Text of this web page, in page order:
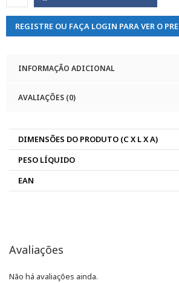
REGISTRE OU FAÇA LOGIN PARA VER O
INFORMAÇÃO ADICIONAL
AVALIAÇÕES (0)
DIMENSÕES DO PRODUTO (C X L X A)
PESO LÍQUIDO
EAN
Avaliações
Não há avaliações ainda.